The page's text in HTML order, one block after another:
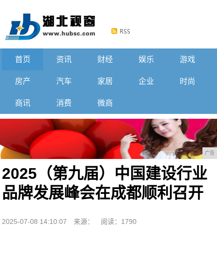
首页 资讯 财经 娱乐 游戏
房产 汽车 家居 企业 时尚
商讯 消费 微商
广告
2025（第九届）中国建设行业
品牌发展峰会在成都顺利召开
2025-07-08 14:10:07 来源： 阅读：1790